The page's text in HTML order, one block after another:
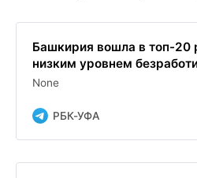
Башкирия вошла в топ-20
низким уровнем
None
РБК-УФА